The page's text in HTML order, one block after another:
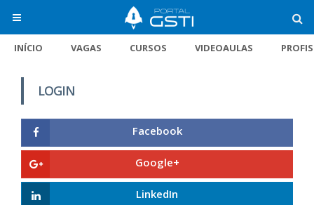
INÍCIO VAGAS CURSOS VIDEOAULAS
LOGIN
Facebook
Google+
LinkedIn